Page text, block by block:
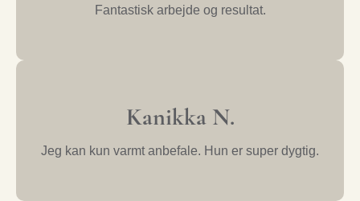
Fantastisk arbejde og resultat.
Kanikka N.
Jeg kan kun varmt anbefale. Hun er super dygtig.